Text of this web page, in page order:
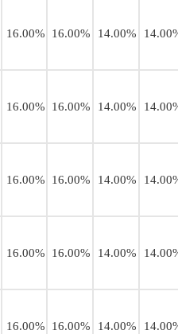
16.00% 16.00% 14.00%
16.00% 16.00% 14.00%
16.00% 16.00% 14.00%
16.00% 16.00% 14.00%
16.00% 16.00% 14.00%